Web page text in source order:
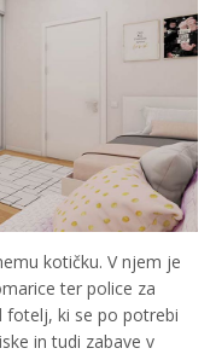
kotičku. V njem je
ter police za
fotelj, ki se po potrebi
in tudi zabave v